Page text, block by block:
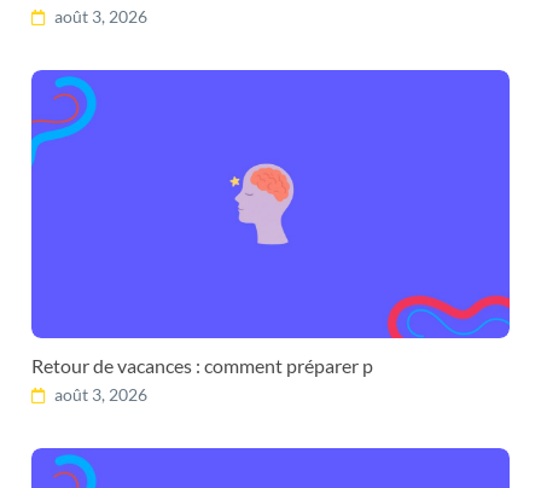
août 3, 2026
Retour de vacances : comment préparer p
août 3, 2026